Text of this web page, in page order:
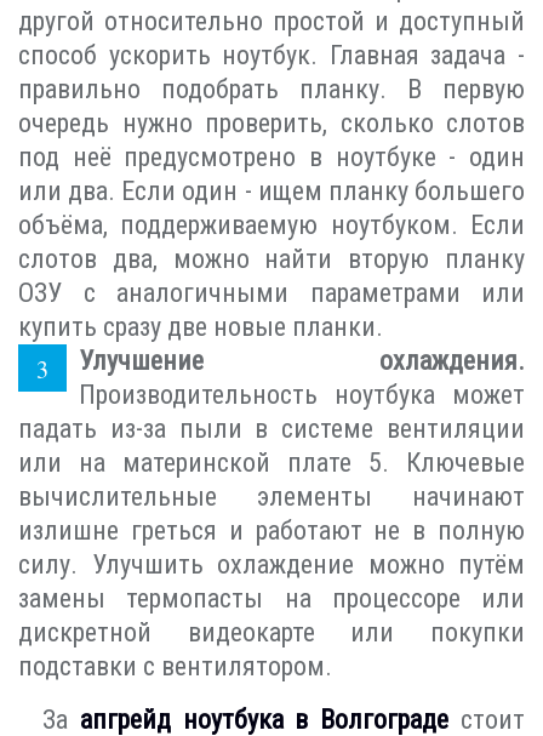
другой относительно простой и доступный
способ ускорить ноутбук. Главная задача -
правильно подобрать планку. В первую
очередь нужно проверить, сколько слотов
под неё предусмотрено в ноутбуке - один
или два. Если один - ищем планку большего
объёма, поддерживаемую ноутбуком. Если
слотов два, можно найти вторую планку
ОЗУ с аналогичными параметрами или
купить сразу две новые планки.
Улучшение охлаждения.
Производительность ноутбука может
падать из-за пыли в системе вентиляции
или на материнской плате 5. Ключевые
вычислительные элементы начинают
излишне греться и работают не в полную
силу. Улучшить охлаждение можно путём
замены термопасты на процессоре или
дискретной видеокарте или покупки
подставки с вентилятором.
За апгрейд ноутбука в Волгограде стоит